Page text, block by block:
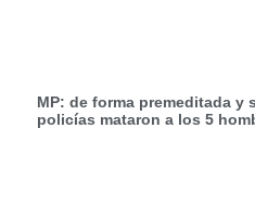
MP: de forma premeditada y
policías mataron a los 5